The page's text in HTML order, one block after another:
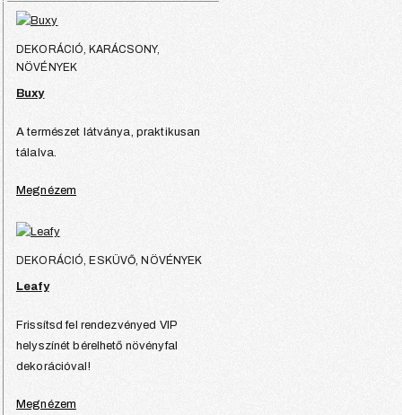
DEKORÁCIÓ, KARÁCSONY,
NÖVÉNYEK
Buxy
A természet látványa, praktikusan
tálalva.
Megnézem
DEKORÁCIÓ, ESKÜVŐ, NÖVÉNYEK
Leafy
Frissítsd fel rendezvényed VIP
helyszínét bérelhető növényfal
dekorációval!
Megnézem